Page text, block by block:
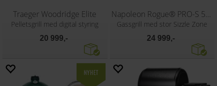
Traeger Woodridge Elite
Pelletsgrill med digital styring
20 999,-
Napoleon Rogue® PRO-S 525, matt svart
Gassgrill med stor Sizzle Zone
24 999,-